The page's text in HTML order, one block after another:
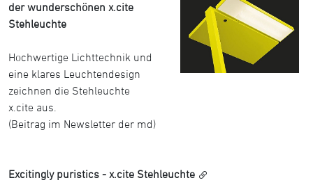
der wunderschönen x.cite
Stehleuchte
Hochwertige Lichttechnik und
eine klares Leuchtendesign
zeichnen die Stehleuchte
x.cite aus.
(Beitrag im Newsletter der md)
Excitingly puristics - x.cite Stehleuchte